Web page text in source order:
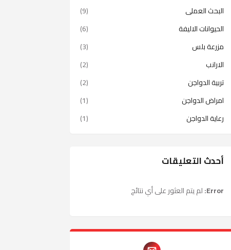
البحث العملى
(9)
الحيوانات الاليفة
(6)
مزرعة بلس
(3)
الارانب
(2)
تربية الدواجن
(2)
امراض الدواجن
(1)
رعاية الدواجن
(1)
أحدث التعليقات
Error: لم يتم العثور على أي نتائج